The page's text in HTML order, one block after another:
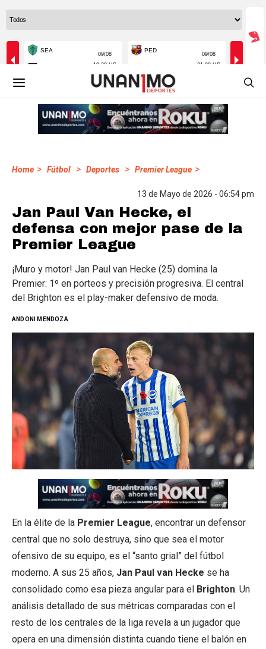
Home > Fútbol > Deportes > Premier League >
13 de Mayo de 2026 - 06:54 pm
Jan Paul Van Hecke, el
defensa con mejor pase de la
Premier League
¡Muro y motor! Jan Paul van Hecke (25) domina la
Premier: 1º en porteos y precisión progresiva. El central
del Brighton es el play-maker defensivo de moda.
ANDONI MENDOZA
En la élite de la Premier League, encontrar un defensor
central que no solo destruya, sino que sea el motor
ofensivo de su equipo, es el “santo grial” del fútbol
moderno. A sus 25 años, Jan Paul van Hecke se ha
consolidado como esa pieza angular para el Brighton. Un
análisis detallado de sus métricas comparadas con el
resto de los centrales de la liga revela a un jugador que
opera en una dimensión distinta cuando tiene el balón en